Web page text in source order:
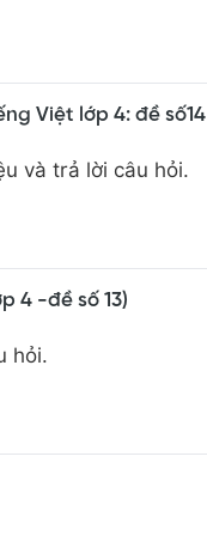
Việt lớp 4: đề số14
và trả lời câu hỏi.
4 -đề số 13)
hỏi.